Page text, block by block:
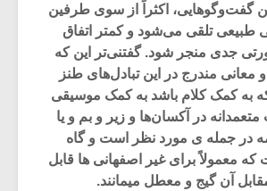
گفت‌وگوهایی، اکثراً از سوی طرفین
طبیعی تلقی می‌شود و کمتر اتفاق
جدی منجر شود. گفتنی‌تر این که
و معانی مندرج در این تبادل‌های طنز
که به کمک کلام باشد به کمک موسیقی
در آکسان‌ها و زیر و بم و یا
در جمله ی مورد نظر است و گاه
معمولاً برای غیر اصفهانی ها قابل
آن گیج و معطل میمانند.